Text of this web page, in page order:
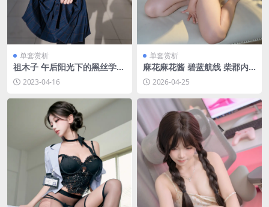
单套赏析
祖木子 午后阳光下的黑丝学妹
[47P-194MB]
2023-04-16
单套赏析
麻花麻花酱 碧蓝航线 柴郡内
衣花嫁[32P-2V-710.4M]
2026-04-25